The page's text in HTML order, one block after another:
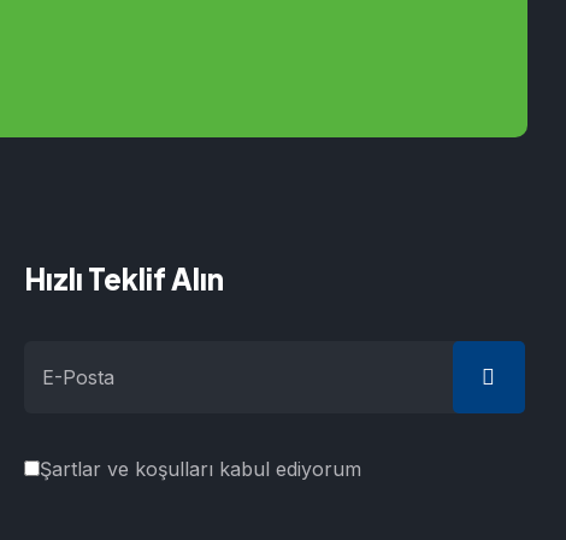
Hızlı Teklif Alın
Şartlar ve koşulları kabul ediyorum